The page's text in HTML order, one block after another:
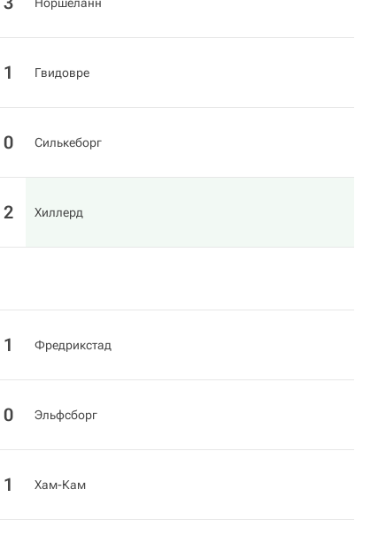
1 Гвидовре
0 Силькеборг
2 Хиллерд
1 Фредрикстад
0 Эльфсборг
1 Хам-Кам